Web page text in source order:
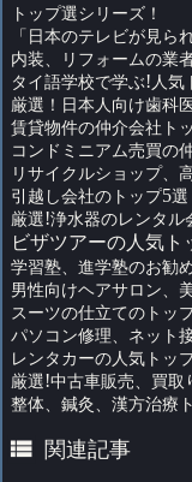
トップ選シリーズ！
「日本のテレビが見ら
内装、リフォームの業
タイ語学校で学ぶ! 人気
厳選！日本人向け歯科
賃貸物件の仲介会社ト
コンドミニアム売買の
リサイクルショップ、
引越し会社のトップ5選
厳選!浄水器のレンタル
ビザツアーの人気ト
学習塾、進学塾のお勧
男性向けヘアサロン、
スーツの仕立てのトッ
パソコン修理、ネット
レンタカーの人気トッ
厳選!中古車販売、買取
整体、鍼灸、漢方治療
 関連記事